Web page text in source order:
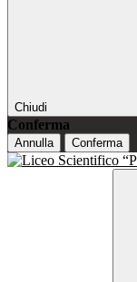
Chiudi
Conferma
Annulla Conferma